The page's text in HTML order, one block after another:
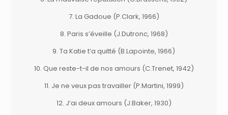
7. La Gadoue (P.Clark, 1966)
8. Paris s’éveille (J.Dutronc, 1968)
9. Ta Katie t’a quitté (B.Lapointe, 1966)
10. Que reste-t-il de nos amours (C.Trenet, 1942)
11. Je ne veux pas travailler (P.Martini, 1999)
12. J’ai deux amours (J.Baker, 1930)